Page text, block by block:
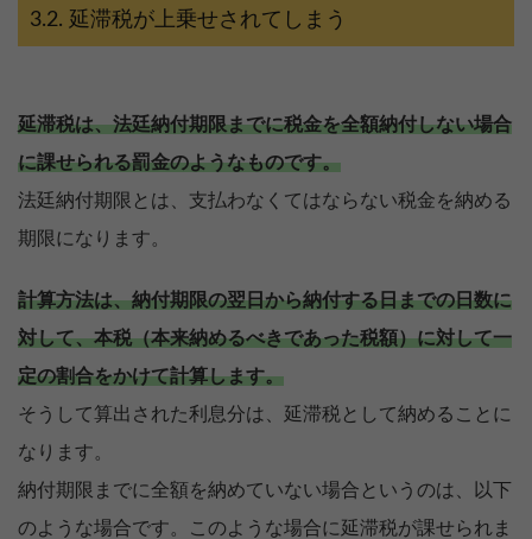
延滞税が上乗せされてしまう
延滞税は、法廷納付期限までに税金を全額納付しない場合
に課せられる罰金のようなものです。
法廷納付期限とは、支払わなくてはならない税金を納める
期限になります。
計算方法は、納付期限の翌日から納付する日までの日数に
対して、本税（本来納めるべきであった税額）に対して一
定の割合をかけて計算します。
そうして算出された利息分は、延滞税として納めることに
なります。
納付期限までに全額を納めていない場合というのは、以下
のような場合です。このような場合に延滞税が課せられま